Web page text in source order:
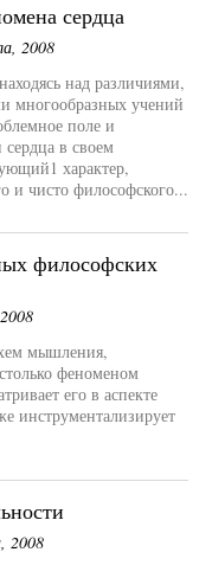
сердца
2008
над различиями,
многообразных учений
поле и
в своем
характер,
и чисто философского...
философских
мышления,
феноменом
его в аспекте
инструментализирует
2008